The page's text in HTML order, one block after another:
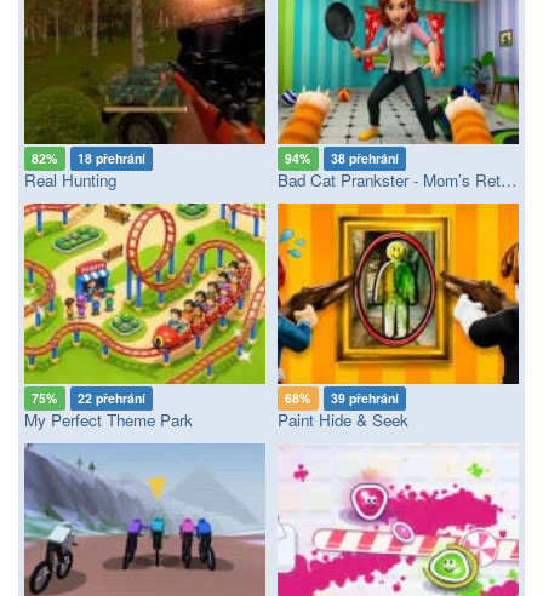
82% 18 přehrání
Real Hunting
94% 38 přehrání
Bad Cat Prankster - Mom’s Return
75% 22 přehrání
My Perfect Theme Park
68% 39 přehrání
Paint Hide & Seek